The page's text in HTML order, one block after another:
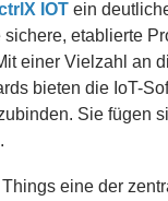
IOT ein
etablierte
einer Vielzahl an
bieten die IoT-
Sie fügen
eine der